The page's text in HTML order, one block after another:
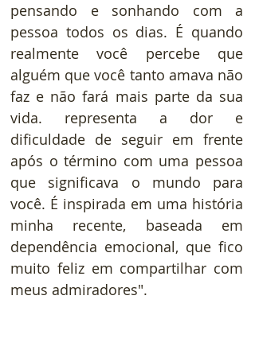
pensando e sonhando com a
pessoa todos os dias. É quando
realmente você percebe que
alguém que você tanto amava não
faz e não fará mais parte da sua
vida. representa a dor e
dificuldade de seguir em frente
após o término com uma pessoa
que significava o mundo para
você. É inspirada em uma história
minha recente, baseada em
dependência emocional, que fico
muito feliz em compartilhar com
meus admiradores".